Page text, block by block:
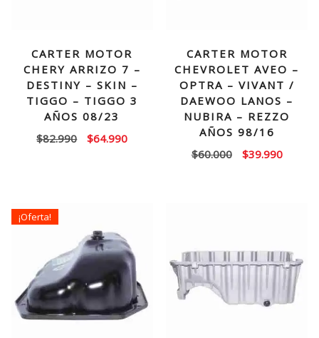
CARTER MOTOR
CHERY ARRIZO 7 –
DESTINY – SKIN –
TIGGO – TIGGO 3
AÑOS 08/23
$82.990
El
$64.990El
CARTER MOTOR
CHEVROLET AVEO –
OPTRA – VIVANT /
DAEWOO LANOS –
NUBIRA – REZZO
AÑOS 98/16
$60.000
El
$39.990El
¡Oferta!